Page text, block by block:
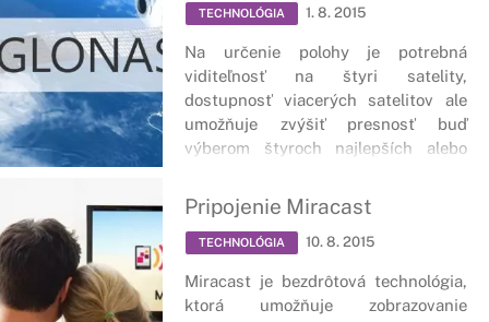
TECHNOLÓGIA 1. 8. 2015
Na určenie polohy je potrebná
viditeľnosť na štyri satelity,
dostupnosť viacerých satelitov ale
umožňuje zvýšiť presnosť buď
výberom štyroch najlepších alebo
Pripojenie Miracast
TECHNOLÓGIA 10. 8. 2015
Miracast je bezdrôtová technológia,
ktorá umožňuje zobrazovanie